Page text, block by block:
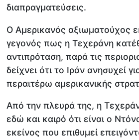
διαπραγματεύσεις.
Ο Αμερικανός αξιωματούχος
γεγονός πως η Τεχεράνη
αντιπρόταση, παρά τις
δείχνει ότι το Ιράν ανησυχεί
περαιτέρω αμερικανικής
Από την πλευρά της, η
εδώ και καιρό ότι είναι ο
εκείνος που επιθυμεί